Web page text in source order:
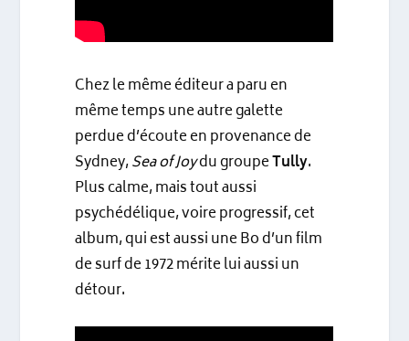
Chez le même éditeur a paru en
même temps une autre galette
perdue d’écoute en provenance de
Sydney,Sea of Joydu groupeTully.
Plus calme, mais tout aussi
psychédélique, voire progressif, cet
album, qui est aussi une Bo d’un film
de surf de 1972 mérite lui aussi un
détour.